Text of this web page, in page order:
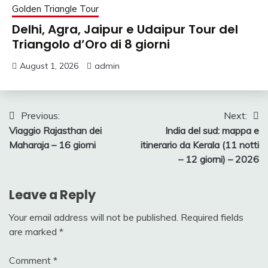
Golden Triangle Tour
Delhi, Agra, Jaipur e Udaipur Tour del
Triangolo d’Oro di 8 giorni
August 1, 2026 admin
Post
navigation
Previous:
Viaggio Rajasthan dei
Maharaja – 16 giorni
Next:
India del sud: mappa e
itinerario da Kerala (11 notti
– 12 giorni) – 2026
Leave a Reply
Your email address will not be published. Required fields
are marked *
Comment *